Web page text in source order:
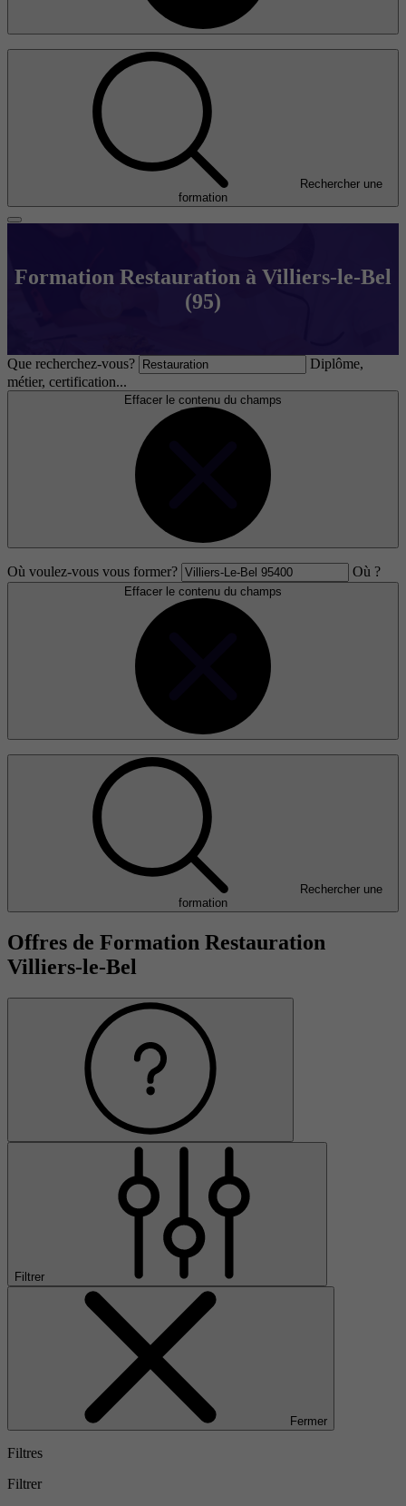
Rechercher une
formation
Formation Restauration à Villiers-le-Bel
(95)
Que recherchez-vous?
Diplôme,
métier, certification...
Effacer le contenu du champs
Où voulez-vous vous former? Où ?
Effacer le contenu du champs
Rechercher une
formation
Offres de Formation Restauration
Villiers-le-Bel
Filtrer
Fermer
Filtres
Filtrer